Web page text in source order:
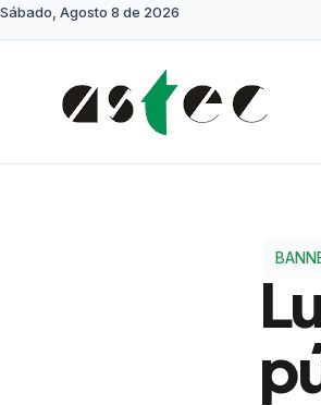
Sábado, Agosto 8 de 2026